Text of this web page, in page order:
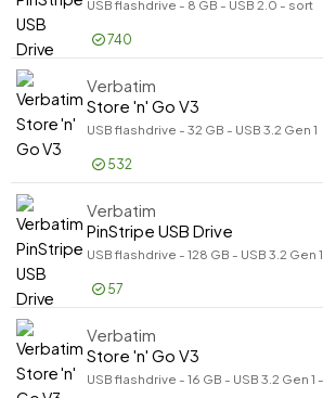
Læse Rate
Læse Rate
Skrive Rate
Skrive Rate
Farve
Farve
Krypteret
Krypteret
Produktlinje
Produktlinje
Model
Model
USB flashdrive - 8 GB - USB 2.0 - sort
740
Verbatim
Store 'n' Go V3
USB flashdrive - 32 GB - USB 3.2 Gen 1
532
Verbatim
PinStripe USB Drive
USB flashdrive - 128 GB - USB 3.2 Gen
57
Verbatim
Store 'n' Go V3
USB flashdrive - 16 GB - USB 3.2 Gen 1